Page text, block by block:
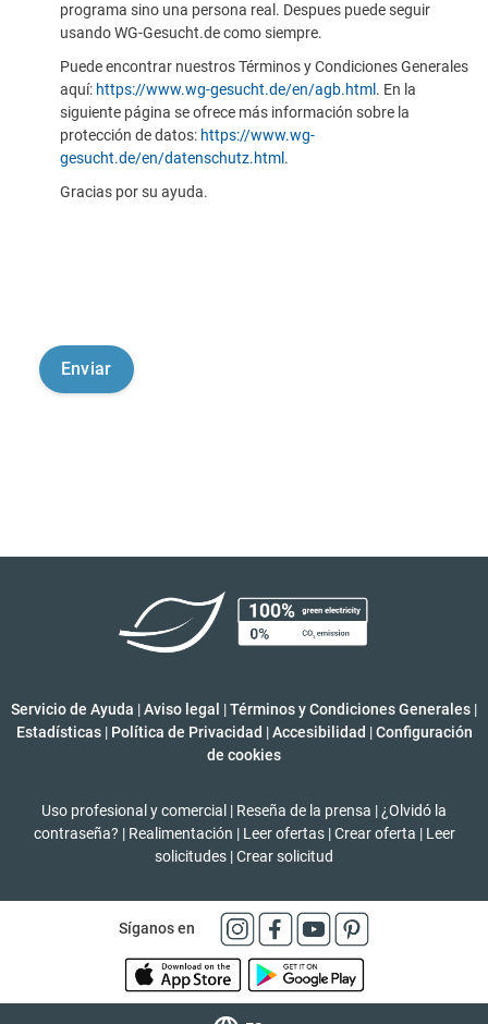
programa sino una persona real. Despues puede seguir
usando WG-Gesucht.de como siempre.
Puede encontrar nuestros Términos y Condiciones Generales
aquí: https://www.wg-gesucht.de/en/agb.html . En la
siguiente página se ofrece más información sobre la
protección de datos: https://www.wg-
gesucht.de/en/datenschutz.html .
Gracias por su ayuda.
Servicio de Ayuda |Aviso legal |Términos y Condiciones Generales |
Estadísticas | Política de Privacidad | Accesibilidad | Configuración
de cookies
Uso profesional y comercial | Reseña de la prensa | ¿Olvidó la
contraseña? | Realimentación | Leer ofertas | Crear oferta | Leer
solicitudes |Crear solicitud
Síganos en